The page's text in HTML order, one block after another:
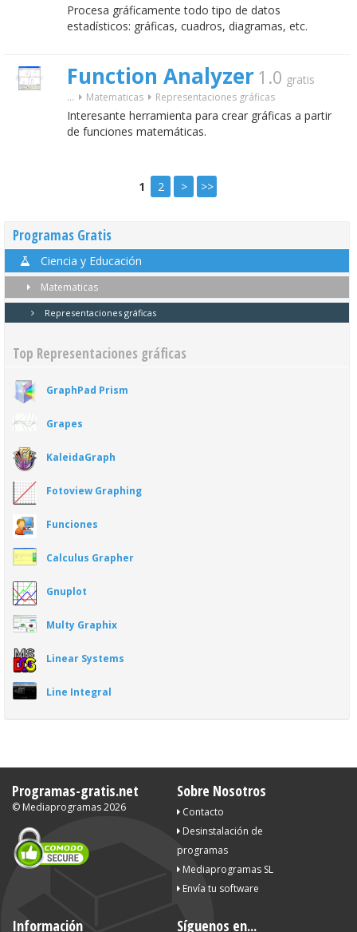
Procesa gráficamente todo tipo de datos
estadísticos: gráficas, cuadros, diagramas, etc.
Function Analyzer 1.0 gratis
... Matematicas Representaciones gráficas
Interesante herramienta para crear gráficas a partir
de funciones matemáticas.
1 2 > >>
Programas Gratis
Ciencia y Educación
Matematicas
Representaciones gráficas
Top Representaciones gráficas
GraphPad Prism
Grapes
KaleidaGraph
Fotoview Graphing
Funciones
Calculus Grapher
Gnuplot
Multy Graphix
Linear Systems
Line Integral
Programas-gratis.net
© Mediaprogramas2026
Sobre Nosotros
Contacto
Desinstalación de
programas
Mediaprogramas SL
Envía tu software
Información Síguenos en...